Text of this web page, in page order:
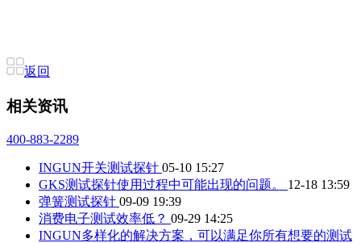
返回
相关资讯
400-883-2289
INGUN开关测试探针 05-10 15:27
GKS测试探针使用过程中可能出现的问题。 12-18 13:59
弹簧测试探针 09-09 19:39
消费电子测试效率低？ 09-29 14:25
INGUN多样化的解决方案，可以满足你所有想要的测试